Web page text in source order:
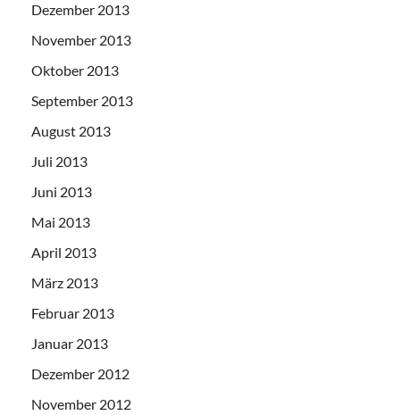
Dezember 2013
November 2013
Oktober 2013
September 2013
August 2013
Juli 2013
Juni 2013
Mai 2013
April 2013
März 2013
Februar 2013
Januar 2013
Dezember 2012
November 2012